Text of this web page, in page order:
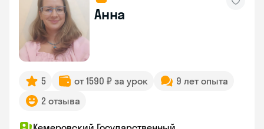
Анна
5 от 1590 ₽ за урок
9 лет опыта
2 отзыва